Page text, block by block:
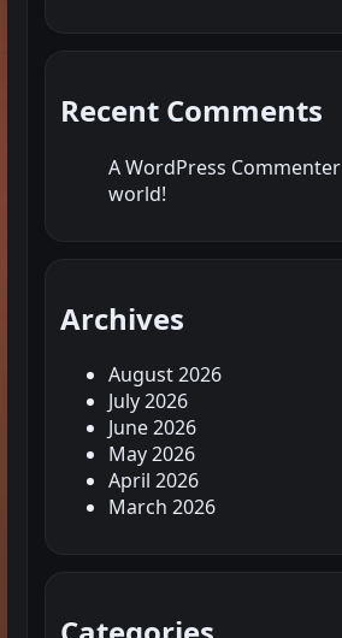
Recent Comments
A WordPress Commenter
world!
Archives
August 2026
July 2026
June 2026
May 2026
April 2026
March 2026